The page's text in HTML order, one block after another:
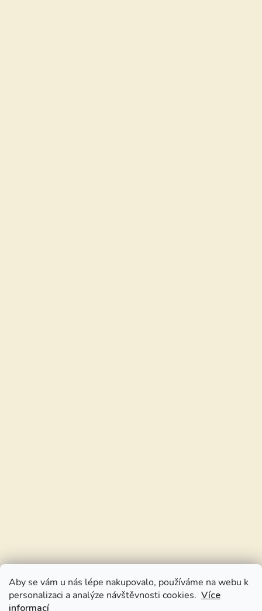
Aby se vám u nás lépe nakupovalo, používáme na webu k
personalizaci a analýze návštěvnosti cookies. Více
informací